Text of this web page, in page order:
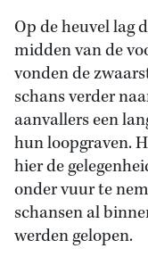
Op de heuvel lag
midden van de
vonden de
schans verder
aanvallers een
hun loopgraven.
hier de
onder vuur te
schansen al
werden gelopen.